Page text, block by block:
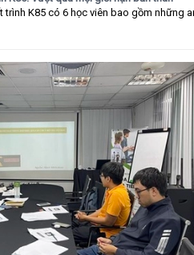
trình K85 có 6 học viên bao gồm những